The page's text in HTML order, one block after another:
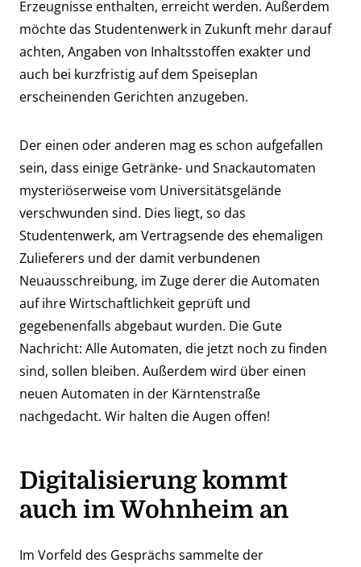
Erzeugnisse enthalten, erreicht werden. Außerdem
möchte das Studentenwerk in Zukunft mehr darauf
achten, Angaben von Inhaltsstoffen exakter und
auch bei kurzfristig auf dem Speiseplan
erscheinenden Gerichten anzugeben.
Der einen oder anderen mag es schon aufgefallen
sein, dass einige Getränke- und Snackautomaten
mysteriöserweise vom Universitätsgelände
verschwunden sind. Dies liegt, so das
Studentenwerk, am Vertragsende des ehemaligen
Zulieferers und der damit verbundenen
Neuausschreibung, im Zuge derer die Automaten
auf ihre Wirtschaftlichkeit geprüft und
gegebenenfalls abgebaut wurden. Die Gute
Nachricht: Alle Automaten, die jetzt noch zu finden
sind, sollen bleiben. Außerdem wird über einen
neuen Automaten in der Kärntenstraße
nachgedacht. Wir halten die Augen offen!
Digitalisierung kommt
auch im Wohnheim an
Im Vorfeld des Gesprächs sammelte der